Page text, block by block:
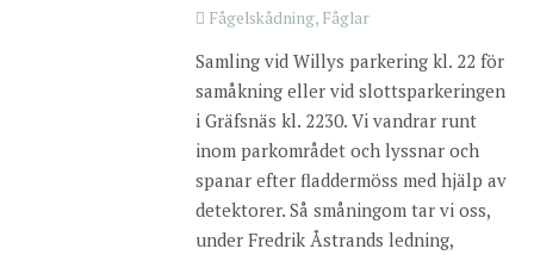
Fågelskådning, Fåglar
Samling vid Willys parkering kl. 22 för
samåkning eller vid slottsparkeringen
i Gräfsnäs kl. 2230. Vi vandrar runt
inom parkområdet och lyssnar och
spanar efter fladdermöss med hjälp av
detektorer. Så småningom tar vi oss,
under Fredrik Åstrands ledning,